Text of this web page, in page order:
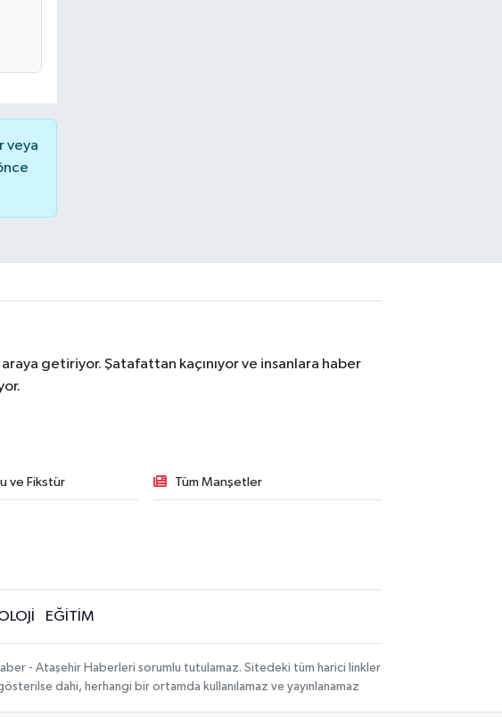
veya
getiriyor. Şatafattan kaçınıyor ve insanlara haber
ve Fikstür Tüm Manşetler
EĞİTİM
- Ataşehir Haberleri sorumlu tutulamaz. Sitedeki tüm harici linkler
dahi, herhangi bir ortamda kullanılamaz ve yayınlanamaz